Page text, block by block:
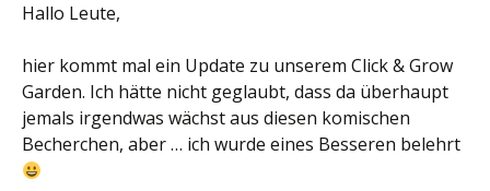
Hallo Leute,
hier kommt mal ein Update zu unserem Click & Grow
Garden. Ich hätte nicht geglaubt, dass da überhaupt
jemals irgendwas wächst aus diesen komischen
Becherchen, aber … ich wurde eines Besseren belehrt